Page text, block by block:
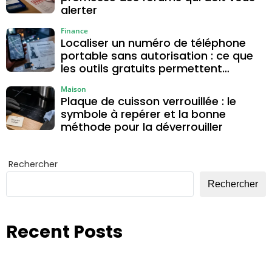
alerter
Localiser un numéro de téléphone
portable sans autorisation : ce que
les outils gratuits permettent
Finance
Plaque de cuisson verrouillée : le
symbole à repérer et la bonne
méthode pour la déverrouiller
Maison
Rechercher
Rechercher
Recent Posts